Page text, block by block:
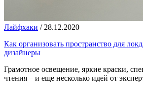
Лайфхаки / 28.12.2020
Как организовать пространство для
дизайнеры
Грамотное освещение, яркие краски,
чтения – и еще несколько идей от